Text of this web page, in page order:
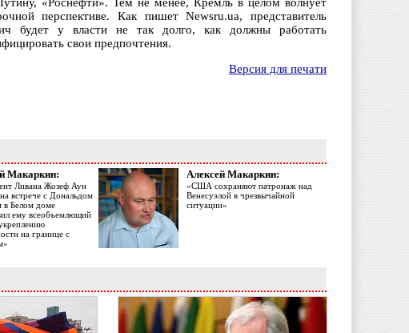
перспективе. Как пишет Newsru.ua, представитель
будет у власти не так долго, как должны работать
свои предпочтения.
Версия для печати
Макаркин:
Ливана Жозеф Аун
встрече с Дональдом
в Белом доме
ему всеобъемлющий
на границе с
Алексей Макаркин:
«США сохраняют патронаж над
Венесуэлой в чрезвычайной
ситуации»